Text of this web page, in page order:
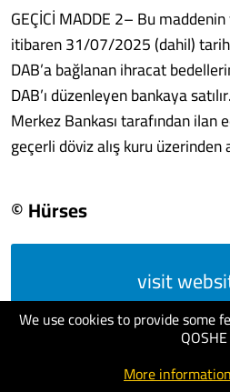
We use cookies to provide some
QOSHE
More
GEÇİCİ MADDE 2– Bu
itibaren 31/07/2025 (dahil)
DAB’a bağlanan ihracat
DAB’ı düzenleyen bankaya
Merkez Bankası tarafından ilan
geçerli döviz alış kuru üzerinden
© Hürses
visit